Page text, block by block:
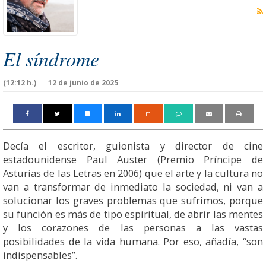
El síndrome
12 de junio de 2025
(12:12 h.)
m
Decía el escritor, guionista y director de cine
estadounidense Paul Auster (Premio Príncipe de
Asturias de las Letras en 2006) que el arte y la cultura no
van a transformar de inmediato la sociedad, ni van a
solucionar los graves problemas que sufrimos, porque
su función es más de tipo espiritual, de abrir las mentes
y los corazones de las personas a las vastas
posibilidades de la vida humana. Por eso, añadía, “son
indispensables”.